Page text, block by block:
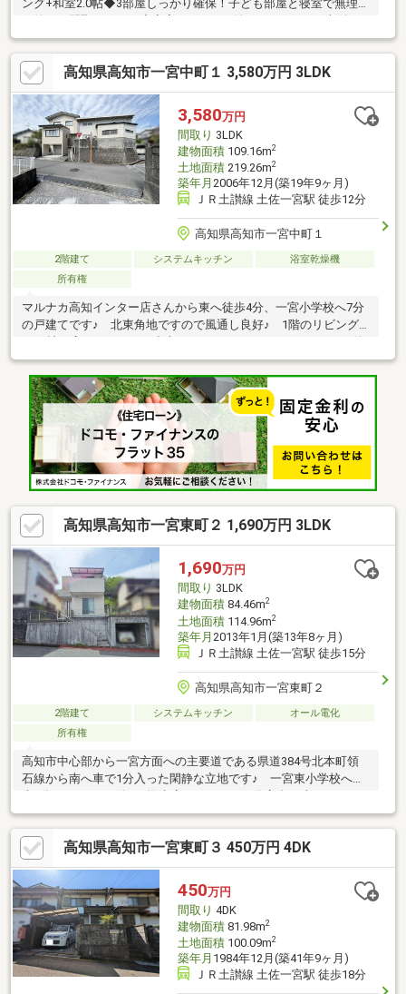
ング+和室2.0帖◆3部屋しっかり確保！子ども部屋と寝室で無理な
便利！☆こちらの物件は本日ご案内可能です☆☆ご購入時の住宅
ローン相談も無料で承ります♪物件が気になったらお好きなタイミ
ングでお気軽にお問い合わせください！資料請求フォームからは
24時間受付中☆ おうちと皆様のご縁を結ぶことが私たちの使命で
す。 皆様にお会いできますことを、心よりお待ち申し上げてお
ります
高知県高知市一宮中町１ 3,580万円 3LDK
3,580万円
間取り 3LDK
建物面積109.16m2
土地面積219.26m2
築年月 2006年12月(築19年9ヶ月)
ＪＲ土讃線 土佐一宮駅 徒歩12分
高知県高知市一宮中町１
2階建て システムキッチン
浴室乾燥機
所有権
マルナカ高知インター店さんから東へ徒歩4分、一宮小学校へ7分
の戸建てです♪ 北東角地ですので風通し良好♪ 1階のリビング
い勝手のよい3LDK♪ 建物に隣接して約20坪の倉庫がありますの
で、ちょっとした作業場やお車やバイクの保管なども可能です♪
電動シャッター付倉庫ですので、安心して保管可能な物件です♪
高知県高知市一宮東町２ 1,690万円 3LDK
1,690万円
間取り 3LDK
建物面積84.46m2
土地面積114.96m2
築年月 2013年1月(築13年8ヶ月)
ＪＲ土讃線 土佐一宮駅 徒歩15分
高知県高知市一宮東町２
2階建て システムキッチン
オール電化
所有権
高知市中心部から一宮方面への主要道である県道384号北本町領
石線から南へ車で1分入った閑静な立地です♪ 一宮東小学校へ徒
て風通し良好♪ コンパクトな3LDKの間取りですが、2階にもトイ
レがありプライベートな空間も便利にお使いいただけます♪
高知県高知市一宮東町３ 450万円 4DK
450万円
間取り 4DK
建物面積81.98m2
土地面積100.09m2
築年月 1984年12月(築41年9ヶ月)
ＪＲ土讃線 土佐一宮駅 徒歩18分